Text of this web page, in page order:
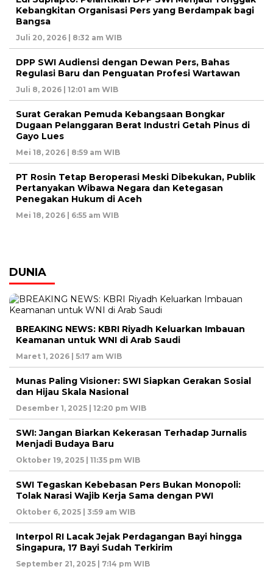
Kebangkitan Organisasi Pers yang Berdampak bagi
Bangsa
Juli 20, 2026 | 8:32 am WIB
DPP SWI Audiensi dengan Dewan Pers, Bahas
Regulasi Baru dan Penguatan Profesi Wartawan
Juli 8, 2026 | 12:01 am WIB
Surat Gerakan Pemuda Kebangsaan Bongkar
Dugaan Pelanggaran Berat Industri Getah Pinus di
Gayo Lues
Mei 18, 2026 | 8:59 am WIB
PT Rosin Tetap Beroperasi Meski Dibekukan, Publik
Pertanyakan Wibawa Negara dan Ketegasan
Penegakan Hukum di Aceh
Mei 18, 2026 | 6:55 am WIB
DUNIA
BREAKING NEWS: KBRI Riyadh Keluarkan Imbauan
Keamanan untuk WNI di Arab Saudi
Maret 1, 2026 | 5:17 am WIB
Munas Paling Visioner: SWI Siapkan Gerakan Sosial
dan Hijau Skala Nasional
Desember 1, 2025 | 12:20 pm WIB
SWI: Jangan Biarkan Kekerasan Terhadap Jurnalis
Menjadi Budaya Baru
Oktober 19, 2025 | 11:35 pm WIB
SWI Tegaskan Kebebasan Pers Bukan Monopoli:
Tolak Narasi Wajib Kerja Sama dengan PWI
Oktober 6, 2025 | 3:59 am WIB
Interpol RI Lacak Jejak Perdagangan Bayi hingga
Singapura, 17 Bayi Sudah Terkirim
September 21, 2025 | 7:14 pm WIB